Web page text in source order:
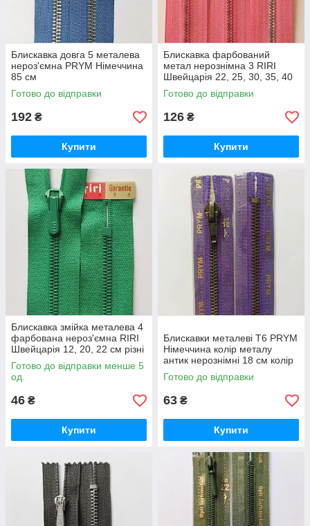
Блискавка довга 5 металева
нероз'ємна PRYM Німеччина
85 см
Готово до відправки
192 ₴
Купити
Блискавка фарбований
метал нерознімна 3 RIRI
Швейцарія 22, 25, 30, 35, 40
різні кольори
Готово до відправки
126 ₴
Купити
Блискавка змійка металева 4
фарбована нероз'ємна RIRI
Швейцарія 12, 20, 22 см різні
кольори
Готово до відправки менше 5
од.
46 ₴
Купити
Блискавки металеві Т6 PRYM
Німеччина колір металу
антик нерознімні 18 см колір
тканини фіолетовий
Готово до відправки
63 ₴
Купити